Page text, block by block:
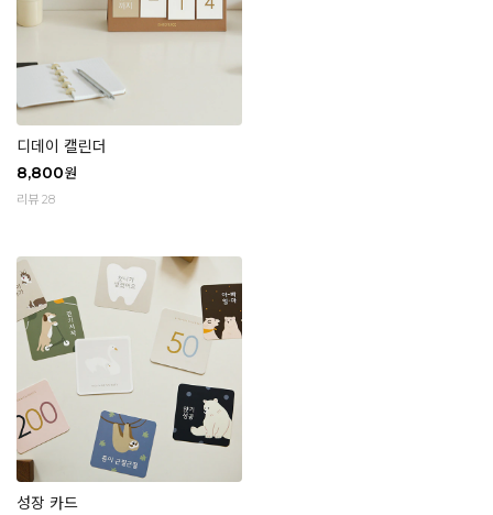
디데이 캘린더
8,800원
리뷰 28
성장 카드